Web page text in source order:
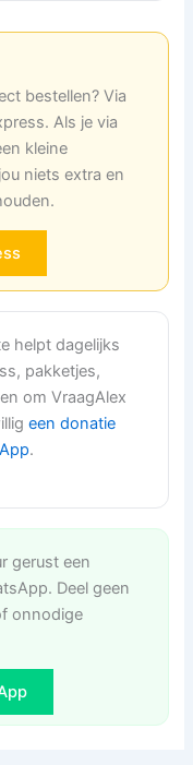
bestellen? Via
Als je via
kleine
niets extra en
helpt dagelijks
pakketjes,
om VraagAlex
een donatie
.
gerust een
Deel geen
onnodige